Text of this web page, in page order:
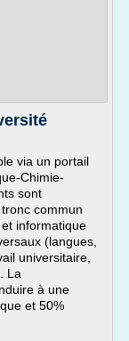
via un portail
Chimie-
sont
commun
informatique
(langues,
universitaire,
La
à une
et 50%